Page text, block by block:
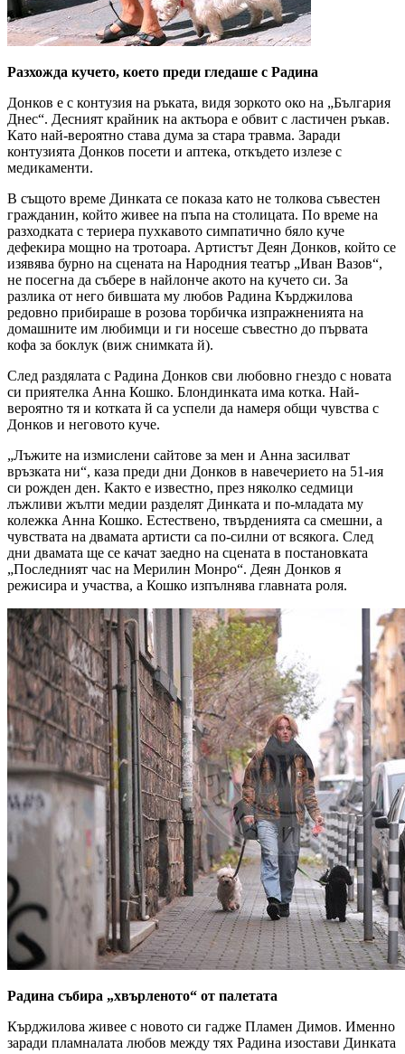
Разхожда кучето, което преди гледаше с Радина
Донков е с контузия на ръката, видя зоркото око на „България
Днес“. Десният крайник на актьора е обвит с ластичен ръкав.
Като най-вероятно става дума за стара травма. Заради
контузията Донков посети и аптека, откъдето излезе с
медикаменти.
В същото време Динката се показа като не толкова съвестен
гражданин, който живее на пъпа на столицата. По време на
разходката с териера пухкавото симпатично бяло куче
дефекира мощно на тротоара. Артистът Деян Донков, който се
изявява бурно на сцената на Народния театър „Иван Вазов“,
не посегна да събере в найлонче акото на кучето си. За
разлика от него бившата му любов Радина Кърджилова
редовно прибираше в розова торбичка изпражненията на
домашните им любимци и ги носеше съвестно до първата
кофа за боклук (виж снимката й).
След раздялата с Радина Донков сви любовно гнездо с новата
си приятелка Анна Кошко. Блондинката има котка. Най-
вероятно тя и котката й са успели да намеря общи чувства с
Донков и неговото куче.
„Лъжите на измислени сайтове за мен и Анна засилват
връзката ни“, каза преди дни Донков в навечерието на 51-ия
си рожден ден. Както е известно, през няколко седмици
лъжливи жълти медии разделят Динката и по-младата му
колежка Анна Кошко. Естествено, твърденията са смешни, а
чувствата на двамата артисти са по-силни от всякога. След
дни двамата ще се качат заедно на сцената в постановката
„Последният час на Мерилин Монро“. Деян Донков я
режисира и участва, а Кошко изпълнява главната роля.
Радина събира „хвърленото“ от палетата
Кърджилова живее с новото си гадже Пламен Димов. Именно
заради пламналата любов между тях Радина изостави Динката